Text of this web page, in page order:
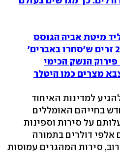
הנשק הכימי
מצרים כמו היטלר
למדינות האיחוד
בחייהם האומללים
על סירות וספינות
דולרים בתמורה
סירות המהגרים עמוסות